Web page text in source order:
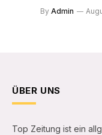
By Admin
ÜBER UNS
Top Zeitung ist ein